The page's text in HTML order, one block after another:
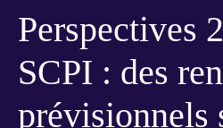
Perspectives
SCPI : des
prévisionnels